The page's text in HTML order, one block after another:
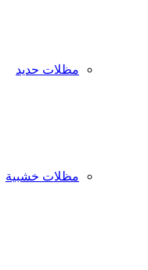
مظلات حديد
مظلات خشبية